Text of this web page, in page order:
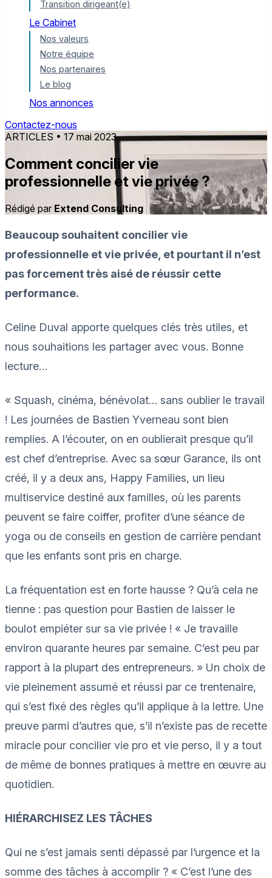
Transition dirigeant(e)
Le Cabinet
Nos valeurs
Notre équipe
Nos partenaires
Le blog
Nos annonces
Contactez-nous
ARTICLES • 17 mai 2023
Comment concilier vie
professionnelle et vie privée ?
Rédigé par Extend Consulting
Beaucoup souhaitent concilier vie
professionnelle et vie privée, et pourtant il n’est
pas forcement très aisé de réussir cette
performance.
Celine Duval apporte quelques clés très utiles, et
nous souhaitions les partager avec vous. Bonne
lecture…
« Squash, cinéma, bénévolat… sans oublier le travail
! Les journées de Bastien Yverneau sont bien
remplies. A l’écouter, on en oublierait presque qu’il
est chef d’entreprise. Avec sa sœur Garance, ils ont
créé, il y a deux ans, Happy Families, un lieu
multiservice destiné aux familles, où les parents
peuvent se faire coiffer, profiter d’une séance de
yoga ou de conseils en gestion de carrière pendant
que les enfants sont pris en charge.
La fréquentation est en forte hausse ? Qu’à cela ne
tienne : pas question pour Bastien de laisser le
boulot empiéter sur sa vie privée ! « Je travaille
environ quarante heures par semaine. C’est peu par
rapport à la plupart des entrepreneurs. » Un choix de
vie pleinement assumé et réussi par ce trentenaire,
qui s’est fixé des règles qu’il applique à la lettre. Une
preuve parmi d’autres que, s’il n’existe pas de recette
miracle pour concilier vie pro et vie perso, il y a tout
de même de bonnes pratiques à mettre en œuvre au
quotidien.
HIÉRARCHISEZ LES TÂCHES
Qui ne s’est jamais senti dépassé par l’urgence et la
somme des tâches à accomplir ? « C’est l’une des